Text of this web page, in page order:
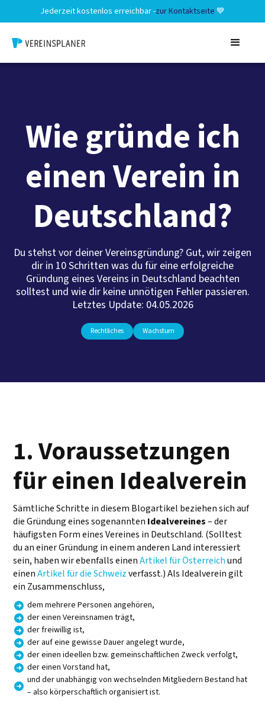
Jederzeit kostenlos erreichbar -zur Kontaktseite 💙
Wie gründe ich
einen Verein in
Deutschland?
Du stehst vor deiner Vereinsgründung? Gut, wir zeigen
dir in 10 Schritten was du für eine erfolgreiche
Gründung eines Vereins in Deutschland beachten
solltest und wie dir keine unnötigen Fehler passieren.
Letztes Update: 04.05.2026
Rechtliches Wachstum
1. Voraussetzungen
für einen Idealverein
Sämtliche Schritte in diesem Blogartikel beziehen sich auf
die Gründung eines sogenannten Idealvereines– der
häufigsten Form eines Vereines in Deutschland. (Solltest
du an einer Gründung in einem anderen Land interessiert
sein, haben wir ebenfalls einenArtikel für Österreichund
einenArtikel für die Schweizverfasst.) Als Idealverein gilt
ein Zusammenschluss,
dem mehrere Personen angehören,
der einen Vereinsnamen trägt,
der freiwillig ist,
der auf eine gewisse Dauer angelegt wurde,
der einen ideellen bzw. gemeinschaftlichen Zweck verfolgt,
der einen Vorstand hat,
und der unabhängig von wechselnden Mitgliedern Bestand hat
– also körperschaftlich organisiert ist.